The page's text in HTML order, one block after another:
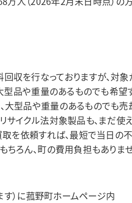
収を行なっておりますが、対
型品や重量のあるものでも希
大型品や重量のあるものでも
サイクル法対象製品も、まだ使
取を依頼すれば、最短で当日の
ちろん、町の費用負担もありま
）に菰野町ホームページ内